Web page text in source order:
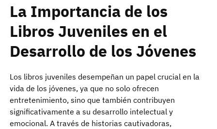
La Importancia de los
Libros Juveniles en el
Desarrollo de los Jóvenes
Los libros juveniles desempeñan un papel crucial en la
vida de los jóvenes, ya que no solo ofrecen
entretenimiento, sino que también contribuyen
significativamente a su desarrollo intelectual y
emocional. A través de historias cautivadoras,